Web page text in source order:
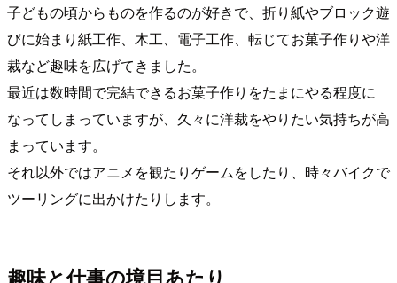
子どもの頃からものを作るのが好きで、折り紙やブロック遊
びに始まり紙工作、木工、電子工作、転じてお菓子作りや洋
裁など趣味を広げてきました。
最近は数時間で完結できるお菓子作りをたまにやる程度に
なってしまっていますが、久々に洋裁をやりたい気持ちが高
まっています。
それ以外ではアニメを観たりゲームをしたり、時々バイクで
ツーリングに出かけたりします。
趣味と仕事の境目あたり